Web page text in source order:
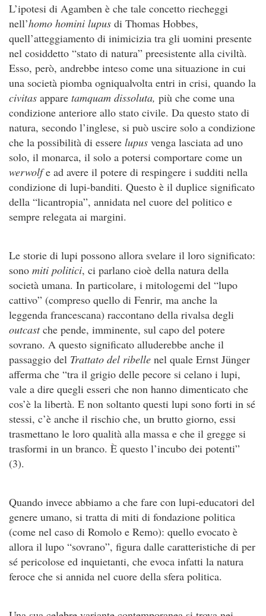
L’ipotesi di Agamben è che tale concetto riecheggi
nell’homo homini lupus di Thomas Hobbes,
quell’atteggiamento di inimicizia tra gli uomini presente
nel cosiddetto “stato di natura” preesistente alla civiltà.
Esso, però, andrebbe inteso come una situazione in cui
una società piomba ogniqualvolta entri in crisi, quando la
civitas appare tamquam dissoluta, più che come una
condizione anteriore allo stato civile. Da questo stato di
natura, secondo l’inglese, si può uscire solo a condizione
che la possibilità di essere lupus venga lasciata ad uno
solo, il monarca, il solo a potersi comportare come un
werwolfe ad avere il potere di respingere i sudditi nella
condizione di lupi-banditi. Questo è il duplice significato
della “licantropia”, annidata nel cuore del politico e
sempre relegata ai margini.
Le storie di lupi possono allora svelare il loro significato:
sono miti politici, ci parlano cioè della natura della
società umana. In particolare, i mitologemi del “lupo
cattivo” (compreso quello di Fenrir, ma anche la
leggenda francescana) raccontano della rivalsa degli
outcastche pende, imminente, sul capo del potere
sovrano. A questo significato alluderebbe anche il
passaggio del Trattato del ribelle nel quale Ernst Jünger
afferma che “tra il grigio delle pecore si celano i lupi,
vale a dire quegli esseri che non hanno dimenticato che
cos’è la libertà. E non soltanto questi lupi sono forti in sé
stessi, c’è anche il rischio che, un brutto giorno, essi
trasmettano le loro qualità alla massa e che il gregge si
trasformi in un branco. È questo l’incubo dei potenti”
(3).
Quando invece abbiamo a che fare con lupi-educatori del
genere umano, si tratta di miti di fondazione politica
(come nel caso di Romolo e Remo): quello evocato è
allora il lupo “sovrano”, figura dalle caratteristiche di per
sé pericolose ed inquietanti, che evoca infatti la natura
feroce che si annida nel cuore della sfera politica.